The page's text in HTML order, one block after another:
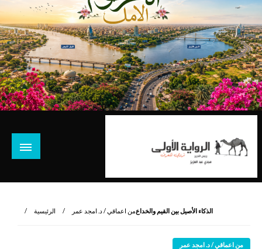
نروي لتعرف
الرئيسية من اعماقي / د. امجد عمرالذكاء الأصيل بين القيم والخداع
من اعماقي / د. امجد عمر